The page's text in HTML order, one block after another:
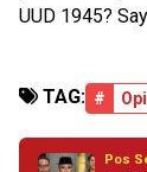
UUD 1945?
TAG: #
Pos